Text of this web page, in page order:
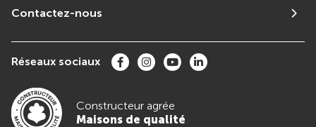
Contactez-nous
Réseaux sociaux
Constructeur agrée
Maisons de qualité